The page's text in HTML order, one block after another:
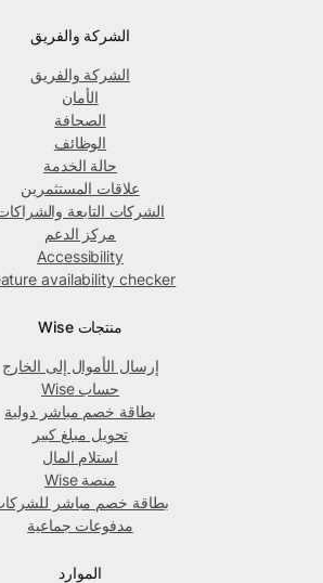
الشركة والفريق
الشركة والفريق
الأمان
الصحافة
الوظائف
حالة الخدمة
علاقات المستثمرين
الشركات التابعة والشراكات
مركز الدعم
Accessibility
Feature availability checker
منتجات Wise
إرسال الأموال إلى الخارج
حساب Wise
بطاقة خصم مباشر دولية
تحويل مبلغ كبير
استلام المال
منصة Wise
بطاقة خصم مباشر للشركات
مدفوعات جماعية
الموارد